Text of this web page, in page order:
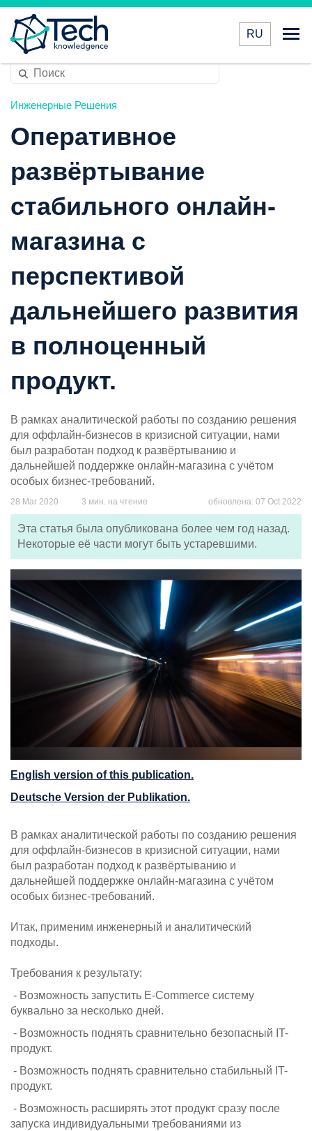
RU
Инженерные Решения
Оперативное
развёртывание
стабильного онлайн-
магазина с
перспективой
дальнейшего развития
в полноценный
продукт.
В рамках аналитической работы по созданию решения
для оффлайн-бизнесов в кризисной ситуации, нами
был разработан подход к развёртыванию и
дальнейшей поддержке онлайн-магазина с учётом
особых бизнес-требований.
28 Mar 2020 3 мин. на чтение обновлена: 07 Oct 2022
Эта статья была опубликована более чем год назад.
Некоторые её части могут быть устаревшими.
English version of this publication.
Deutsche Version der Publikation.
В рамках аналитической работы по созданию решения
для оффлайн-бизнесов в кризисной ситуации, нами
был разработан подход к развёртыванию и
дальнейшей поддержке онлайн-магазина с учётом
особых бизнес-требований.
Итак, применим инженерный и аналитический
подходы.
Требования к результату:
- Возможность запустить E-Commerce систему
буквально за несколько дней.
- Возможность поднять сравнительно безопасный IT-
продукт.
- Возможность поднять сравнительно стабильный IT-
продукт.
- Возможность расширять этот продукт сразу после
запуска индивидуальными требованиями из